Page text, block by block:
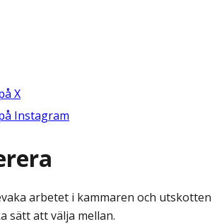
X
Instagram
arbetet i kammaren och utskotten
sätt att välja mellan.